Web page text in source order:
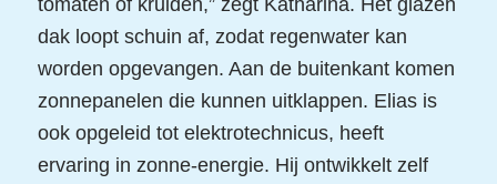
dak loopt schuin af, zodat regenwater kan
worden opgevangen. Aan de buitenkant komen
zonnepanelen die kunnen uitklappen. Elias is
ook opgeleid tot elektrotechnicus, heeft
ervaring in zonne-energie. Hij ontwikkelt zelf